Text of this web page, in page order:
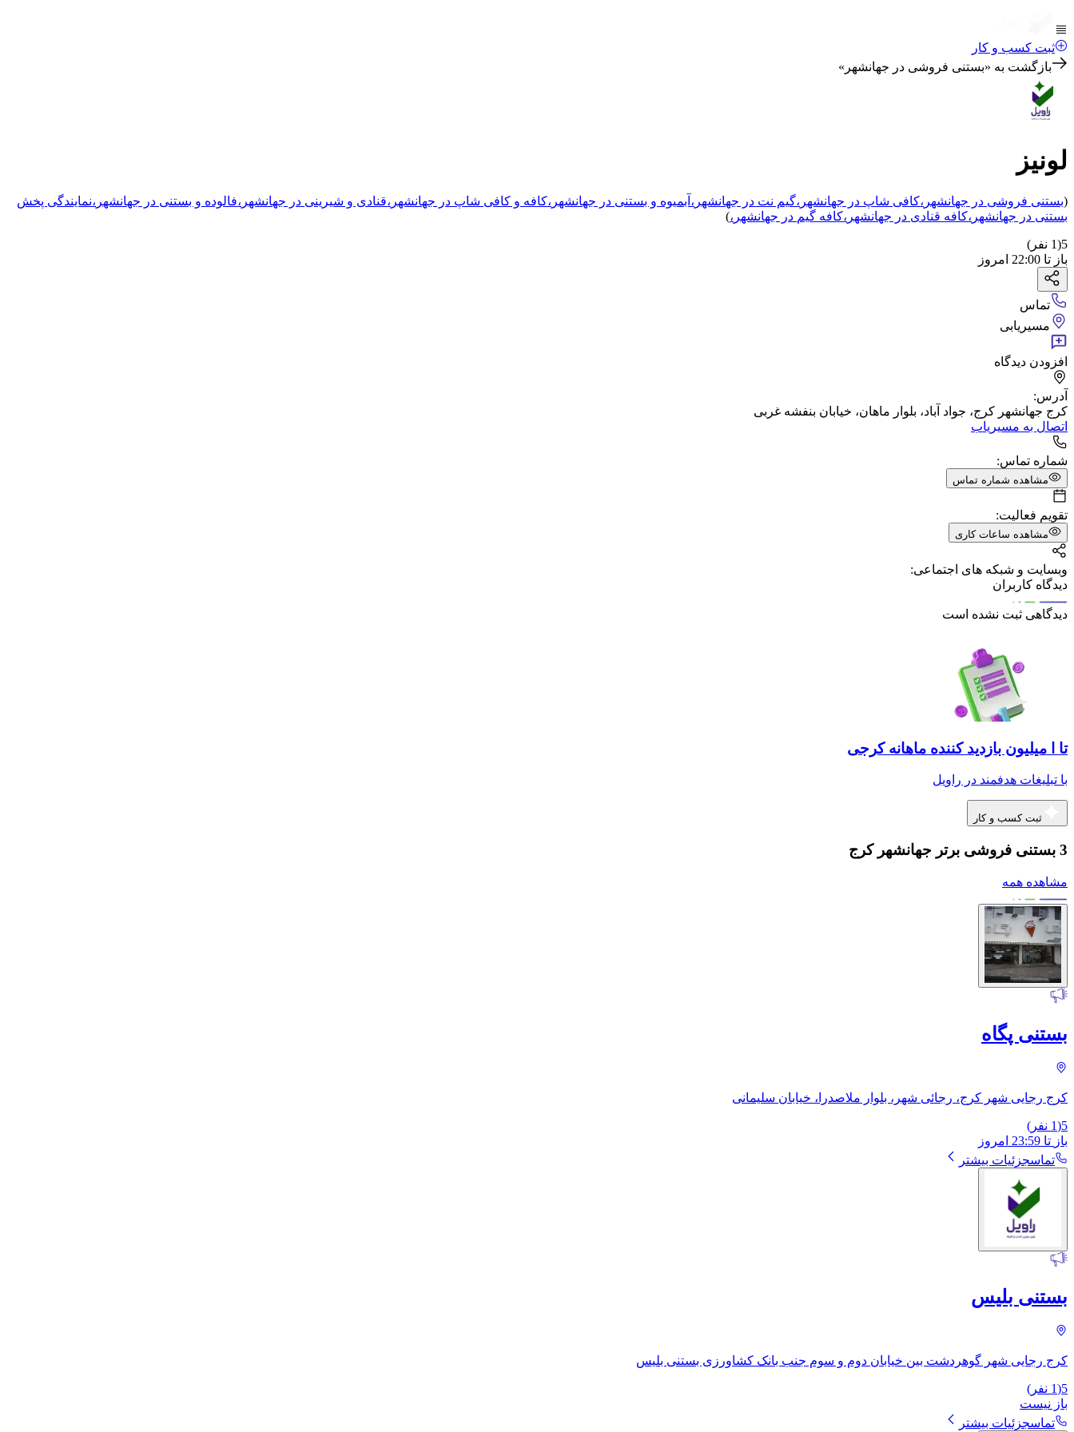
ثبت کسب و کار
بازگشت به «بستنی فروشی در جهانشهر »
لونیز
(بستنی فروشی در جهانشهر ،کافی شاپ در جهانشهر ،گیم نت در جهانشهر ، آبمیوه و بستنی در جهانشهر ،کافه و کافی شاپ در جهانشهر ،قنادی و شیرینی در جهانشهر ،فالوده و بستنی در جهانشهر ،نمایندگی پخش
بستنی در جهانشهر ،کافه قنادی در جهانشهر ،کافه گیم در جهانشهر ،)
5
(
1 نفر)
باز تا 22:00 امروز
تماس
مسیریابی
افزودن دیدگاه
آدرس:
کرج جهانشهر کرج، جواد آباد، بلوار ماهان، خیابان بنفشه غربی
اتصال به مسیریاب
شماره تماس:
مشاهده شماره تماس
تقویم فعالیت:
مشاهده ساعات کاری
وبسایت و شبکه های اجتماعی:
دیدگاه کاربران
دیدگاهی ثبت نشده است
تا ا میلیون بازدید کننده ماهانه کرجی
با تبلیغات هدفمند در راویل
ثبت کسب و کار
3 بستنی فروشی برتر جهانشهر کرج
مشاهده همه
بستنی پگاه
کرج رجایی شهر کرج، رجائی شهر، بلوار ملاصدرا، خیابان سلیمانی
5
(
1 نفر)
باز تا 23:59 امروز
تماسجزئیات بیشتر
بستنی بلیس
کرج رجایی شهر گوهردشت بین خیابان دوم و سوم جنب بانک کشاورزی بستنی بلیس
5
(
1 نفر)
باز نیست
تماسجزئیات بیشتر